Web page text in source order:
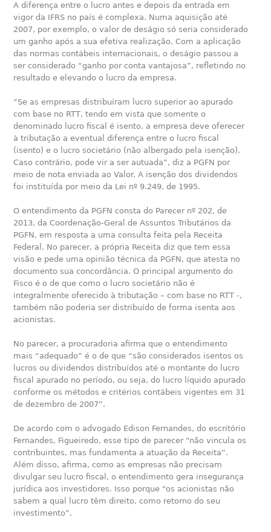
A diferença entre o lucro antes e depois da entrada em
vigor da IFRS no país é complexa. Numa aquisição até
2007, por exemplo, o valor de deságio só seria considerado
um ganho após a sua efetiva realização. Com a aplicação
das normas contábeis internacionais, o deságio passou a
ser considerado “ganho por conta vantajosa”, refletindo no
resultado e elevando o lucro da empresa.
“Se as empresas distribuíram lucro superior ao apurado
com base no RTT, tendo em vista que somente o
denominado lucro fiscal é isento, a empresa deve oferecer
à tributação a eventual diferença entre o lucro fiscal
(isento) e o lucro societário (não albergado pela isenção).
Caso contrário, pode vir a ser autuada”, diz a PGFN por
meio de nota enviada ao Valor. A isenção dos dividendos
foi instituída por meio da Lei nº 9.249, de 1995.
O entendimento da PGFN consta do Parecer nº 202, de
2013, da Coordenação-Geral de Assuntos Tributários da
PGFN, em resposta a uma consulta feita pela Receita
Federal. No parecer, a própria Receita diz que tem essa
visão e pede uma opinião técnica da PGFN, que atesta no
documento sua concordância. O principal argumento do
Fisco é o de que como o lucro societário não é
integralmente oferecido à tributação – com base no RTT -,
também não poderia ser distribuído de forma isenta aos
acionistas.
No parecer, a procuradoria afirma que o entendimento
mais “adequado” é o de que “são considerados isentos os
lucros ou dividendos distribuídos até o montante do lucro
fiscal apurado no período, ou seja, do lucro líquido apurado
conforme os métodos e critérios contábeis vigentes em 31
de dezembro de 2007”.
De acordo com o advogado Edison Fernandes, do escritório
Fernandes, Figueiredo, esse tipo de parecer “não vincula os
contribuintes, mas fundamenta a atuação da Receita”.
Além disso, afirma, como as empresas não precisam
divulgar seu lucro fiscal, o entendimento gera insegurança
jurídica aos investidores. Isso porque “os acionistas não
sabem a qual lucro têm direito, como retorno do seu
investimento”.